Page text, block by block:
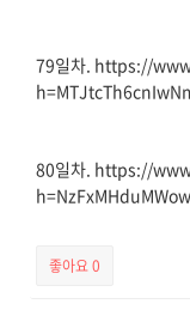
79일차. https://
80일차. https://
좋아요0